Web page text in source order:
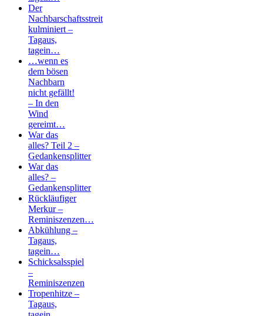
Der
Nachbarschaftsstreit
kulminiert –
Tagaus,
tagein…
…wenn es
dem bösen
Nachbarn
nicht gefällt!
– In den
Wind
gereimt…
War das
alles? Teil 2 –
Gedankensplitter
War das
alles? –
Gedankensplitter
Rückläufiger
Merkur –
Reminiszenzen…
Abkühlung –
Tagaus,
tagein…
Schicksalsspiel
–
Reminiszenzen
Tropenhitze –
Tagaus,